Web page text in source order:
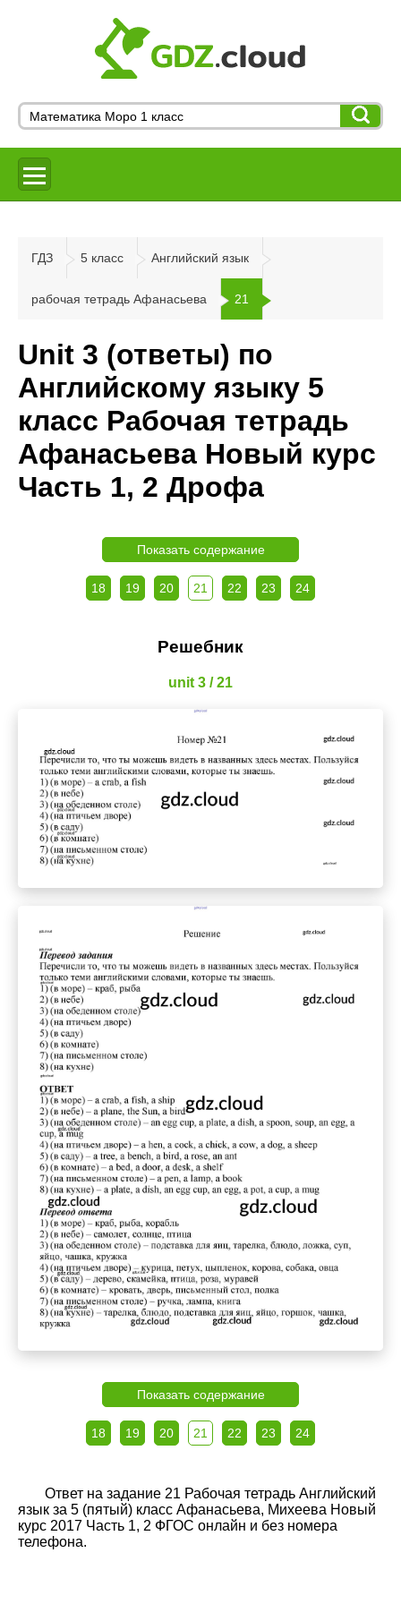
ГДЗ 5 класс Английский язык
рабочая тетрадь Афанасьева 21
Unit 3 (ответы) по
Английскому языку 5
класс Рабочая тетрадь
Афанасьева Новый курс
Часть 1, 2 Дрофа
Показать содержание
18 19 20 21 22 23 24
Решебник
unit 3 / 21
Показать содержание
18 19 20 21 22 23 24
Ответ на задание 21 Рабочая тетрадь Английский
язык за 5 (пятый) класс Афанасьева, Михеева Новый
курс 2017 Часть 1, 2 ФГОС онлайн и без номера
телефона.